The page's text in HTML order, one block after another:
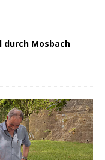
durch Mosbach